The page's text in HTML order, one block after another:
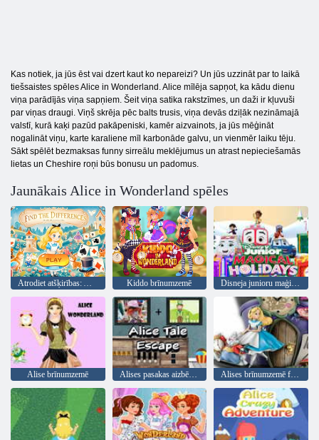
Kas notiek, ja jūs ēst vai dzert kaut ko nepareizi? Un jūs uzzināt par to laikā
tiešsaistes spēles Alice in Wonderland. Alice mīlēja sapņot, ka kādu dienu
viņa parādījās viņa sapņiem. Šeit viņa satika rakstzīmes, un daži ir kļuvuši
par viņas draugi. Viņš skrēja pēc balts trusis, viņa devās dziļāk nezināmajā
valstī, kurā kaķi pazūd pakāpeniski, kamēr aizvainots, ja jūs mēģināt
nogalināt viņu, karte karaliene mīl karbonāde galvu, un vienmēr laiku tēju.
Sākt spēlēt bezmaksas funny sirreālu meklējumus un atrast nepieciešamās
lietas un Cheshire roņi būs bonusu un padomus.
Jaunākais Alice in Wonderland spēles
Atrodiet atšķirības: Alise Brīnumzemē Kiddo brīnumzemē Disneja junioru maģiskās brīvdienas
Alise brīnumzemē Alises pasakas aizbēgšana